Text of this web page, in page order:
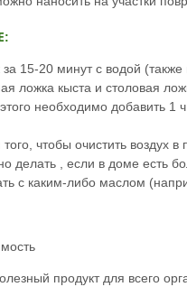
:
15-20 минут с водой
ложка кыста и столовая
необходимо добавить
того, чтобы очистить воздух
делать , если в доме
с каким-либо маслом
продукт для всего